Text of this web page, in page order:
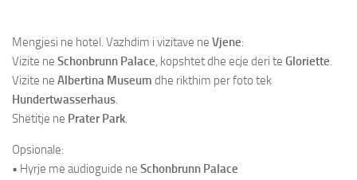
Mengjesi ne hotel. Vazhdim i vizitave ne Vjene:
Vizite ne Schonbrunn Palace, kopshtet dhe ecje deri te Gloriette.
Vizite ne Albertina Museum dhe rikthim per foto tek
Hundertwasserhaus.
Shëtitje ne Prater Park.
Opsionale:
• Hyrje me audioguide ne Schonbrunn Palace